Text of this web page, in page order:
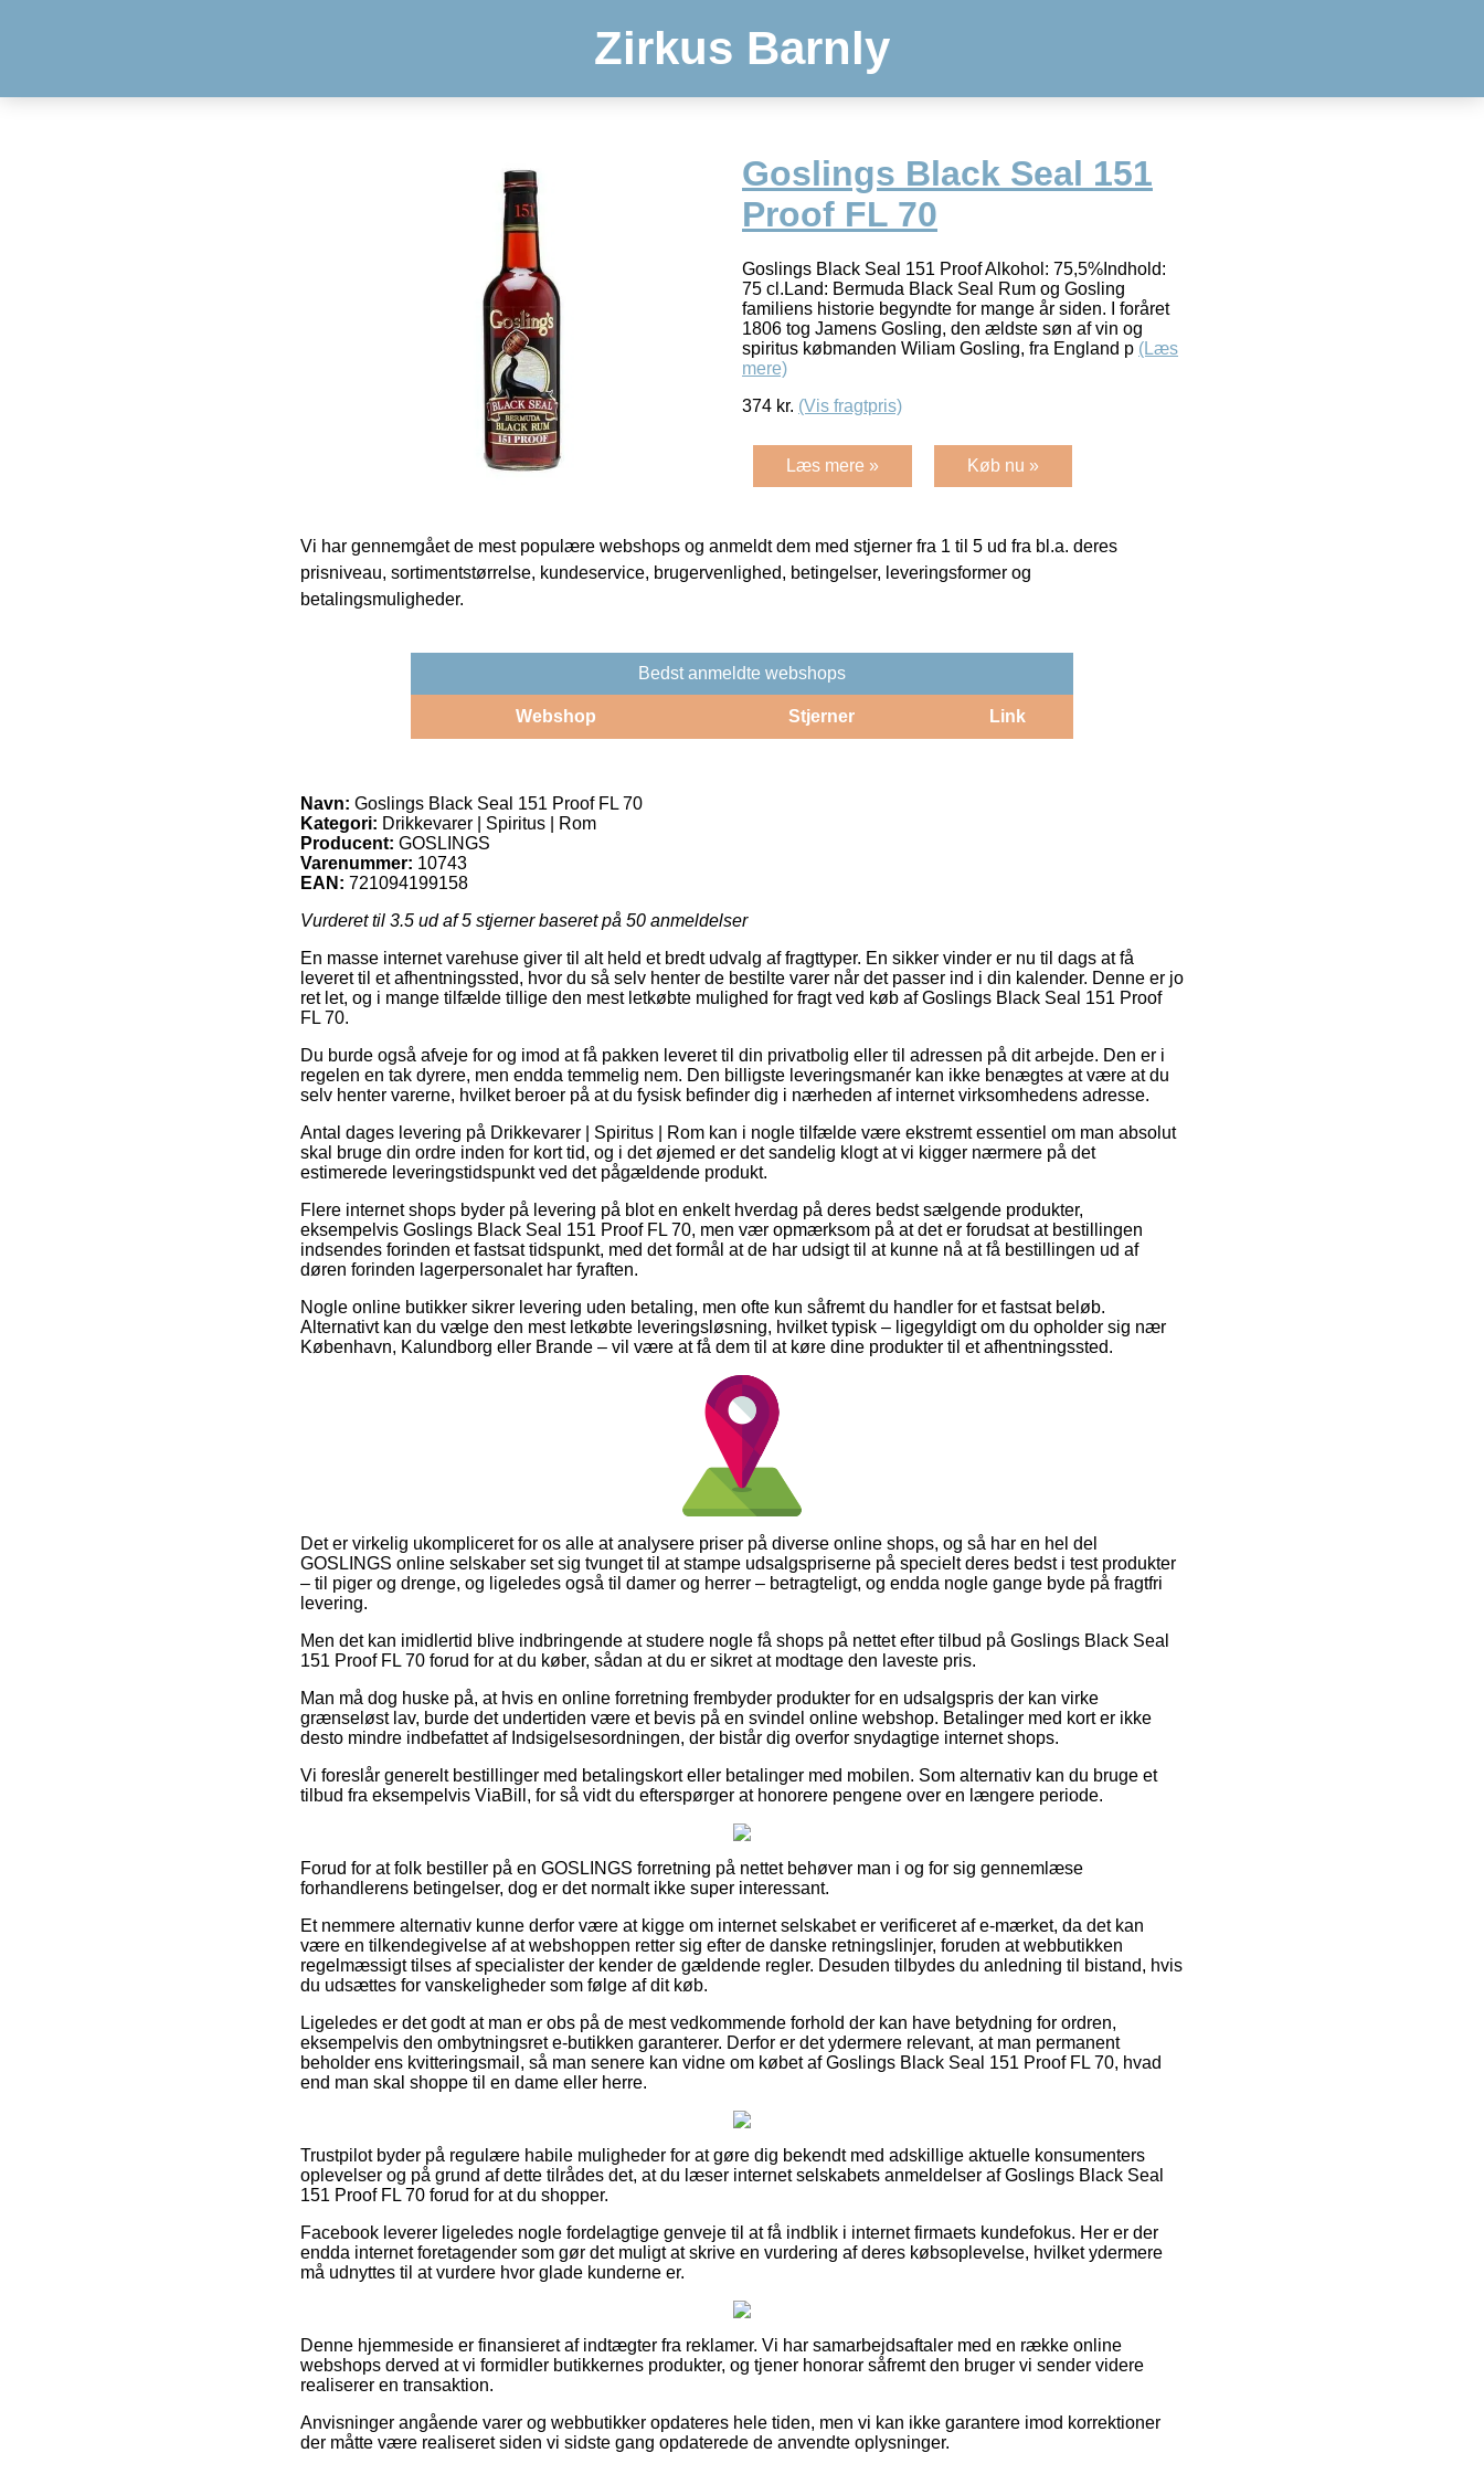
Zirkus Barnly
Goslings Black Seal 151
Proof FL 70
Goslings Black Seal 151 Proof Alkohol: 75,5%Indhold:
75 cl.Land: Bermuda Black Seal Rum og Gosling
familiens historie begyndte for mange år siden. I foråret
1806 tog Jamens Gosling, den ældste søn af vin og
spiritus købmanden Wiliam Gosling, fra England p (Læs
mere)
374 kr. (Vis fragtpris)
Læs mere » Køb nu »
Vi har gennemgået de mest populære webshops og anmeldt dem med stjerner fra 1 til 5 ud fra bl.a. deres
prisniveau, sortimentstørrelse, kundeservice, brugervenlighed, betingelser, leveringsformer og
betalingsmuligheder.
Bedst anmeldte webshops
Webshop Stjerner Link
Navn: Goslings Black Seal 151 Proof FL 70
Kategori: Drikkevarer | Spiritus | Rom
Producent: GOSLINGS
Varenummer: 10743
EAN: 721094199158
Vurderet til 3.5 ud af 5 stjerner baseret på 50 anmeldelser
En masse internet varehuse giver til alt held et bredt udvalg af fragttyper. En sikker vinder er nu til dags at få
leveret til et afhentningssted, hvor du så selv henter de bestilte varer når det passer ind i din kalender. Denne er jo
ret let, og i mange tilfælde tillige den mest letkøbte mulighed for fragt ved køb af Goslings Black Seal 151 Proof
FL 70.
Du burde også afveje for og imod at få pakken leveret til din privatbolig eller til adressen på dit arbejde. Den er i
regelen en tak dyrere, men endda temmelig nem. Den billigste leveringsmanér kan ikke benægtes at være at du
selv henter varerne, hvilket beroer på at du fysisk befinder dig i nærheden af internet virksomhedens adresse.
Antal dages levering på Drikkevarer | Spiritus | Rom kan i nogle tilfælde være ekstremt essentiel om man absolut
skal bruge din ordre inden for kort tid, og i det øjemed er det sandelig klogt at vi kigger nærmere på det
estimerede leveringstidspunkt ved det pågældende produkt.
Flere internet shops byder på levering på blot en enkelt hverdag på deres bedst sælgende produkter,
eksempelvis Goslings Black Seal 151 Proof FL 70, men vær opmærksom på at det er forudsat at bestillingen
indsendes forinden et fastsat tidspunkt, med det formål at de har udsigt til at kunne nå at få bestillingen ud af
døren forinden lagerpersonalet har fyraften.
Nogle online butikker sikrer levering uden betaling, men ofte kun såfremt du handler for et fastsat beløb.
Alternativt kan du vælge den mest letkøbte leveringsløsning, hvilket typisk – ligegyldigt om du opholder sig nær
København, Kalundborg eller Brande – vil være at få dem til at køre dine produkter til et afhentningssted.
Det er virkelig ukompliceret for os alle at analysere priser på diverse online shops, og så har en hel del
GOSLINGS online selskaber set sig tvunget til at stampe udsalgspriserne på specielt deres bedst i test produkter
– til piger og drenge, og ligeledes også til damer og herrer – betragteligt, og endda nogle gange byde på fragtfri
levering.
Men det kan imidlertid blive indbringende at studere nogle få shops på nettet efter tilbud på Goslings Black Seal
151 Proof FL 70 forud for at du køber, sådan at du er sikret at modtage den laveste pris.
Man må dog huske på, at hvis en online forretning frembyder produkter for en udsalgspris der kan virke
grænseløst lav, burde det undertiden være et bevis på en svindel online webshop. Betalinger med kort er ikke
desto mindre indbefattet af Indsigelsesordningen, der bistår dig overfor snydagtige internet shops.
Vi foreslår generelt bestillinger med betalingskort eller betalinger med mobilen. Som alternativ kan du bruge et
tilbud fra eksempelvis ViaBill, for så vidt du efterspørger at honorere pengene over en længere periode.
Forud for at folk bestiller på en GOSLINGS forretning på nettet behøver man i og for sig gennemlæse
forhandlerens betingelser, dog er det normalt ikke super interessant.
Et nemmere alternativ kunne derfor være at kigge om internet selskabet er verificeret af e-mærket, da det kan
være en tilkendegivelse af at webshoppen retter sig efter de danske retningslinjer, foruden at webbutikken
regelmæssigt tilses af specialister der kender de gældende regler. Desuden tilbydes du anledning til bistand, hvis
du udsættes for vanskeligheder som følge af dit køb.
Ligeledes er det godt at man er obs på de mest vedkommende forhold der kan have betydning for ordren,
eksempelvis den ombytningsret e-butikken garanterer. Derfor er det ydermere relevant, at man permanent
beholder ens kvitteringsmail, så man senere kan vidne om købet af Goslings Black Seal 151 Proof FL 70, hvad
end man skal shoppe til en dame eller herre.
Trustpilot byder på regulære habile muligheder for at gøre dig bekendt med adskillige aktuelle konsumenters
oplevelser og på grund af dette tilrådes det, at du læser internet selskabets anmeldelser af Goslings Black Seal
151 Proof FL 70 forud for at du shopper.
Facebook leverer ligeledes nogle fordelagtige genveje til at få indblik i internet firmaets kundefokus. Her er der
endda internet foretagender som gør det muligt at skrive en vurdering af deres købsoplevelse, hvilket ydermere
må udnyttes til at vurdere hvor glade kunderne er.
Denne hjemmeside er finansieret af indtægter fra reklamer. Vi har samarbejdsaftaler med en række online
webshops derved at vi formidler butikkernes produkter, og tjener honorar såfremt den bruger vi sender videre
realiserer en transaktion.
Anvisninger angående varer og webbutikker opdateres hele tiden, men vi kan ikke garantere imod korrektioner
der måtte være realiseret siden vi sidste gang opdaterede de anvendte oplysninger.